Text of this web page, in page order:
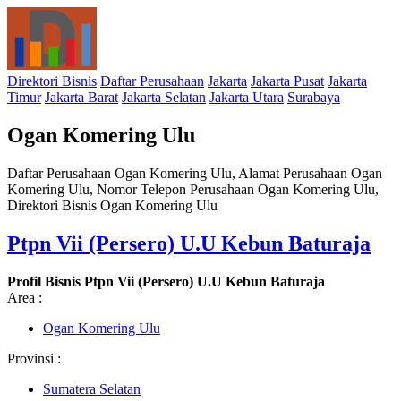
Direktori Bisnis Daftar Perusahaan Jakarta Jakarta Pusat Jakarta
Timur Jakarta Barat Jakarta Selatan Jakarta Utara Surabaya
Ogan Komering Ulu
Daftar Perusahaan Ogan Komering Ulu, Alamat Perusahaan Ogan
Komering Ulu, Nomor Telepon Perusahaan Ogan Komering Ulu,
Direktori Bisnis Ogan Komering Ulu
Ptpn Vii (Persero) U.U Kebun Baturaja
Profil Bisnis Ptpn Vii (Persero) U.U Kebun Baturaja
Area :
Ogan Komering Ulu
Provinsi :
Sumatera Selatan